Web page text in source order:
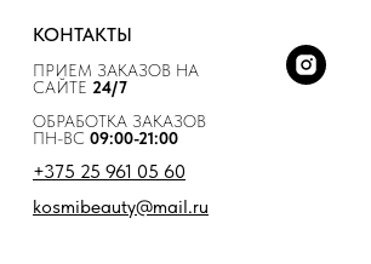
КОНТАКТЫ
ПРИЕМ ЗАКАЗОВ НА
САЙТЕ 24/7
ОБРАБОТКА ЗАКАЗОВ
ПН-ВС 09:00-21:00
+375 25 961 05 60
kosmibeauty@mail.ru